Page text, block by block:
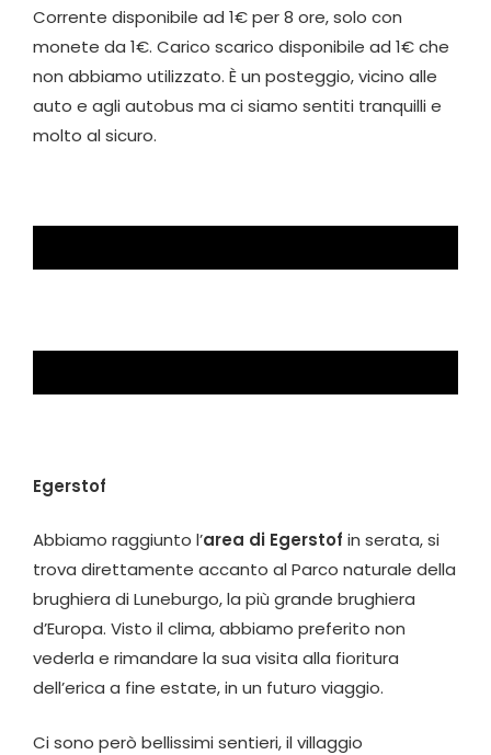
Corrente disponibile ad 1€ per 8 ore, solo con
monete da 1€. Carico scarico disponibile ad 1€ che
non abbiamo utilizzato. È un posteggio, vicino alle
auto e agli autobus ma ci siamo sentiti tranquilli e
molto al sicuro.
Egerstof
Abbiamo raggiunto l’area di Egerstof in serata, si
trova direttamente accanto al Parco naturale della
brughiera di Luneburgo, la più grande brughiera
d’Europa. Visto il clima, abbiamo preferito non
vederla e rimandare la sua visita alla fioritura
dell’erica a fine estate, in un futuro viaggio.
Ci sono però bellissimi sentieri, il villaggio